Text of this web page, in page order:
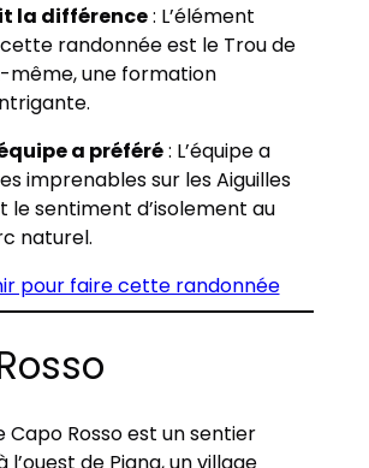
la différence: L’élément
randonnée est le Trou de
même, une formation
a préféré: L’équipe a
imprenables sur les Aiguilles
le sentiment d’isolement au
naturel.
pour faire cette randonnée
Capo Rosso est un sentier